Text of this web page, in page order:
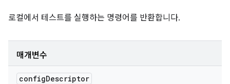
로컬에서 테스트를 실행하는 명령어를 반환합니다.
매개변수
configDescriptor